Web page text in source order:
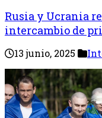
Rusia y Ucrania
intercambio de
13 junio, 2025